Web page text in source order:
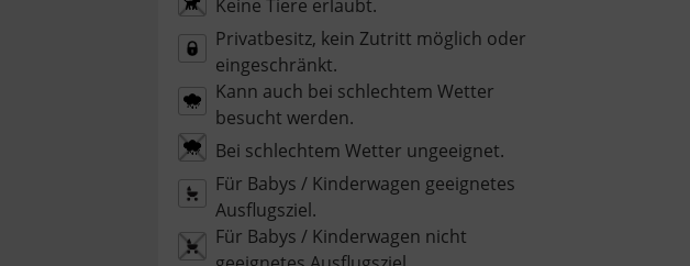
Keine Tiere erlaubt.
Privatbesitz, kein Zutritt möglich oder
eingeschränkt.
Kann auch bei schlechtem Wetter
besucht werden.
Bei schlechtem Wetter ungeeignet.
Für Babys / Kinderwagen geeignetes
Ausflugsziel.
Für Babys / Kinderwagen nicht